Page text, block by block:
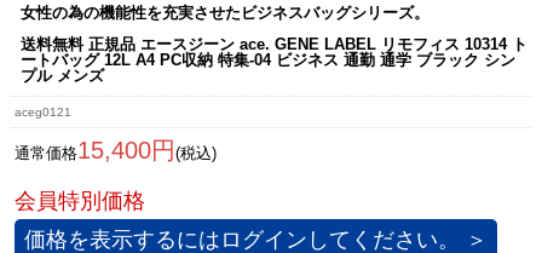
女性の為の機能性を充実させたビジネスバッグシリーズ。
送料無料 正規品 エースジーン ace. GENE LABEL リモフィス 10314 ト
ートバッグ 12L A4 PC収納 特集-04 ビジネス 通勤 通学 ブラック シン
プル メンズ
aceg0121
通常価格15,400円 (税込)
価格を表示するにはログインしてください。 ＞